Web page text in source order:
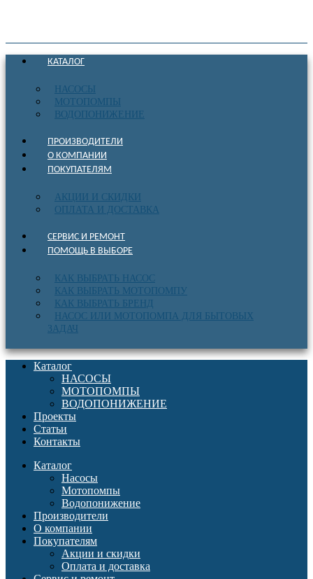
КАТАЛОГ
НАСОСЫ
МОТОПОМПЫ
ВОДОПОНИЖЕНИЕ
ПРОИЗВОДИТЕЛИ
О КОМПАНИИ
ПОКУПАТЕЛЯМ
АКЦИИ И СКИДКИ
ОПЛАТА И ДОСТАВКА
СЕРВИС И РЕМОНТ
ПОМОЩЬ В ВЫБОРЕ
КАК ВЫБРАТЬ НАСОС
КАК ВЫБРАТЬ МОТОПОМПУ
КАК ВЫБРАТЬ БРЕНД
НАСОС ИЛИ МОТОПОМПА ДЛЯ БЫТОВЫХ
ЗАДАЧ
Каталог
НАСОСЫ
МОТОПОМПЫ
ВОДОПОНИЖЕНИЕ
Проекты
Статьи
Контакты
Каталог
Насосы
Мотопомпы
Водопонижение
Производители
О компании
Покупателям
Акции и скидки
Оплата и доставка